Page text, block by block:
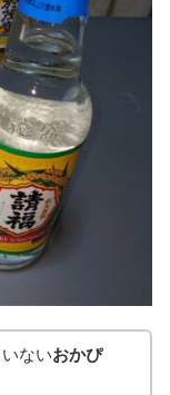
ないおかぴ